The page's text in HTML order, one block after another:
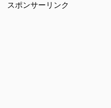
スポンサーリンク